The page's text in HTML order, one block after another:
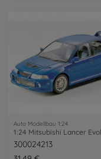
Auto Modellbau 1:24
300024213